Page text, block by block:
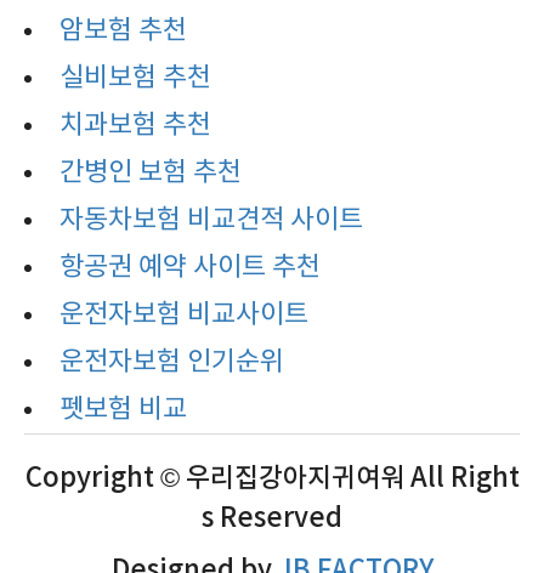
암보험 추천
실비보험 추천
치과보험 추천
간병인 보험 추천
자동차보험 비교견적 사이트
항공권 예약 사이트 추천
운전자보험 비교사이트
운전자보험 인기순위
펫보험 비교
Copyright © 우리집강아지귀여워 All Right
s Reserved